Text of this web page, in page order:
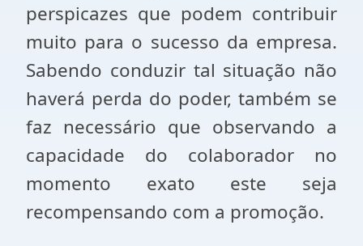
perspicazes que podem contribuir
muito para o sucesso da empresa.
Sabendo conduzir tal situação não
haverá perda do poder, também se
faz necessário que observando a
capacidade do colaborador no
momento exato este seja
recompensando com a promoção.